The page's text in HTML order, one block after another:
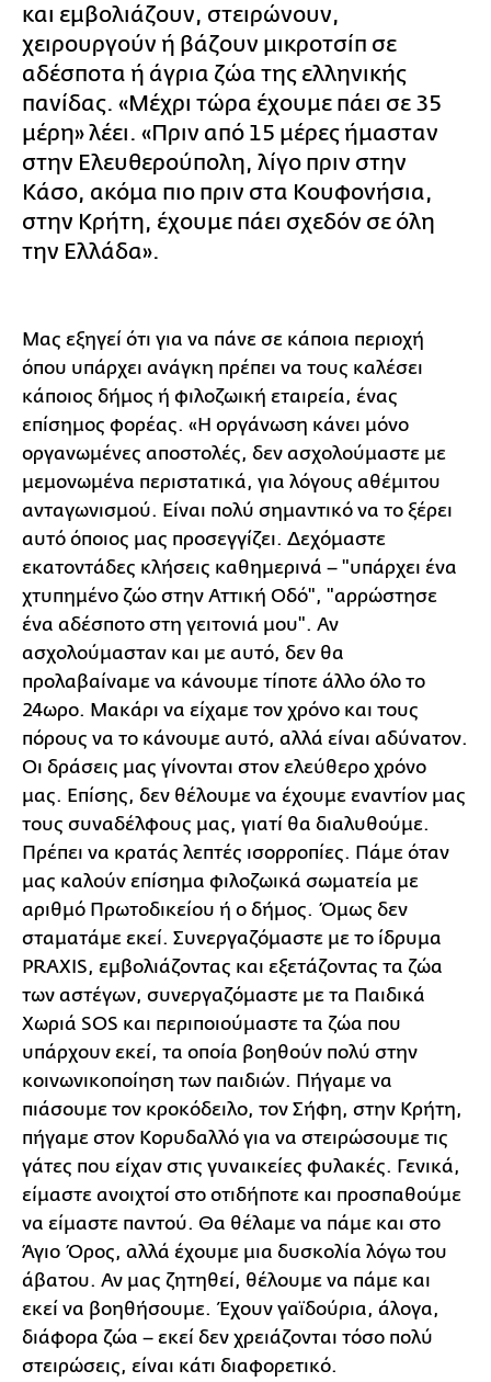
και εμβολιάζουν, στειρώνουν,
χειρουργούν ή βάζουν μικροτσίπ σε
αδέσποτα ή άγρια ζώα της ελληνικής
πανίδας. «Μέχρι τώρα έχουμε πάει σε 35
μέρη» λέει. «Πριν από 15 μέρες ήμασταν
στην Ελευθερούπολη, λίγο πριν στην
Κάσο, ακόμα πιο πριν στα Κουφονήσια,
στην Κρήτη, έχουμε πάει σχεδόν σε όλη
την Ελλάδα».
Μας εξηγεί ότι για να πάνε σε κάποια περιοχή
όπου υπάρχει ανάγκη πρέπει να τους καλέσει
κάποιος δήμος ή φιλοζωική εταιρεία, ένας
επίσημος φορέας. «Η οργάνωση κάνει μόνο
οργανωμένες αποστολές, δεν ασχολούμαστε με
μεμονωμένα περιστατικά, για λόγους αθέμιτου
ανταγωνισμού. Είναι πολύ σημαντικό να το ξέρει
αυτό όποιος μας προσεγγίζει. Δεχόμαστε
εκατοντάδες κλήσεις καθημερινά – "υπάρχει ένα
χτυπημένο ζώο στην Αττική Οδό", "αρρώστησε
ένα αδέσποτο στη γειτονιά μου". Αν
ασχολούμασταν και με αυτό, δεν θα
προλαβαίναμε να κάνουμε τίποτε άλλο όλο το
24ωρο. Μακάρι να είχαμε τον χρόνο και τους
πόρους να το κάνουμε αυτό, αλλά είναι αδύνατον.
Οι δράσεις μας γίνονται στον ελεύθερο χρόνο
μας. Επίσης, δεν θέλουμε να έχουμε εναντίον μας
τους συναδέλφους μας, γιατί θα διαλυθούμε.
Πρέπει να κρατάς λεπτές ισορροπίες. Πάμε όταν
μας καλούν επίσημα φιλοζωικά σωματεία με
αριθμό Πρωτοδικείου ή ο δήμος. Όμως δεν
σταματάμε εκεί. Συνεργαζόμαστε με το ίδρυμα
PRAXIS, εμβολιάζοντας και εξετάζοντας τα ζώα
των αστέγων, συνεργαζόμαστε με τα Παιδικά
Χωριά SOS και περιποιούμαστε τα ζώα που
υπάρχουν εκεί, τα οποία βοηθούν πολύ στην
κοινωνικοποίηση των παιδιών. Πήγαμε να
πιάσουμε τον κροκόδειλο, τον Σήφη, στην Κρήτη,
πήγαμε στον Κορυδαλλό για να στειρώσουμε τις
γάτες που είχαν στις γυναικείες φυλακές. Γενικά,
είμαστε ανοιχτοί στο οτιδήποτε και προσπαθούμε
να είμαστε παντού. Θα θέλαμε να πάμε και στο
Άγιο Όρος, αλλά έχουμε μια δυσκολία λόγω του
άβατου. Αν μας ζητηθεί, θέλουμε να πάμε και
εκεί να βοηθήσουμε. Έχουν γαϊδούρια, άλογα,
διάφορα ζώα – εκεί δεν χρειάζονται τόσο πολύ
στειρώσεις, είναι κάτι διαφορετικό.